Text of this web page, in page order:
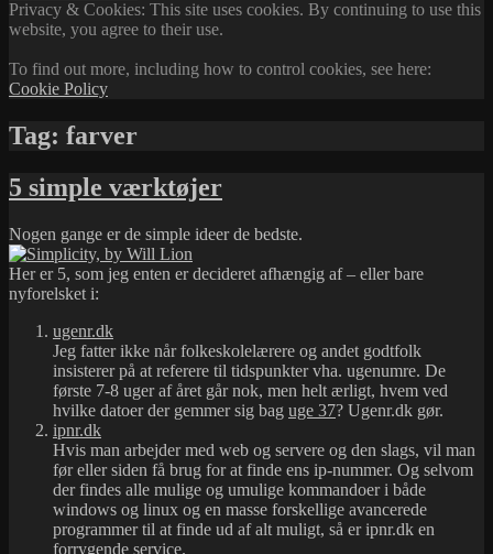
Privacy & Cookies: This site uses cookies. By continuing to use this
website, you agree to their use.
To find out more, including how to control cookies, see here:
Cookie Policy
Tag: farver
5 simple værktøjer
Nogen gange er de simple ideer de bedste.
Her er 5, som jeg enten er decideret afhængig af – eller bare
nyforelsket i:
ugenr.dk
Jeg fatter ikke når folkeskolelærere og andet godtfolk
insisterer på at referere til tidspunkter vha. ugenumre. De
første 7-8 uger af året går nok, men helt ærligt, hvem ved
hvilke datoer der gemmer sig bag uge 37? Ugenr.dk gør.
ipnr.dk
Hvis man arbejder med web og servere og den slags, vil man
før eller siden få brug for at finde ens ip-nummer. Og selvom
der findes alle mulige og umulige kommandoer i både
windows og linux og en masse forskellige avancerede
programmer til at finde ud af alt muligt, så er ipnr.dk en
forrygende service.